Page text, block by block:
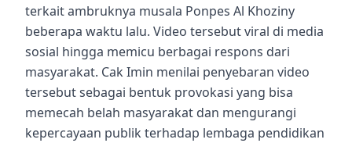
terkait ambruknya musala Ponpes Al Khoziny
beberapa waktu lalu. Video tersebut viral di media
sosial hingga memicu berbagai respons dari
masyarakat. Cak Imin menilai penyebaran video
tersebut sebagai bentuk provokasi yang bisa
memecah belah masyarakat dan mengurangi
kepercayaan publik terhadap lembaga pendidikan